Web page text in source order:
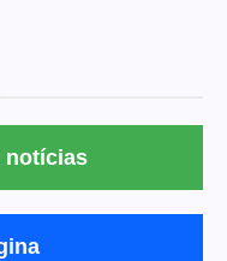
notícias